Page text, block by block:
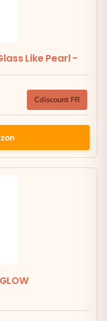
Like Pearl -
Cdiscount FR